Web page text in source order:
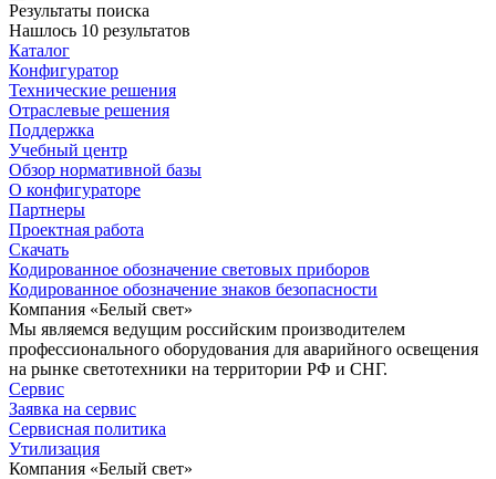
Результаты поиска
Нашлось 10 результатов
Каталог
Конфигуратор
Технические решения
Отраслевые решения
Поддержка
Учебный центр
Обзор нормативной базы
О конфигураторе
Партнеры
Проектная работа
Скачать
Кодированное обозначение световых приборов
Кодированное обозначение знаков безопасности
Компания «Белый свет»
Мы являемся ведущим российским производителем
профессионального оборудования для аварийного освещения
на рынке светотехники на территории РФ и СНГ.
Сервис
Заявка на сервис
Сервисная политика
Утилизация
Компания «Белый свет»